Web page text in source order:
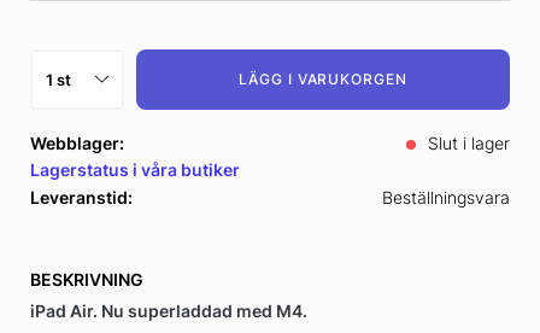
LÄGG I VARUKORGEN
Webblager:
Slut i lager
Lagerstatus i våra butiker
Leveranstid:
Beställningsvara
BESKRIVNING
iPad Air. Nu superladdad med M4.